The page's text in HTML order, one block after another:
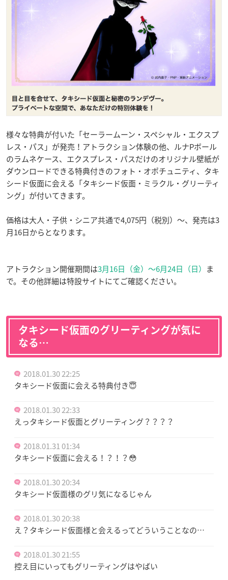
様々な特典が付いた「セーラームーン・スペシャル・エクスプ
レス・パス」が発売！アトラクション体験の他、ルナPボール
のラムネケース、エクスプレス・パスだけのオリジナル壁紙が
ダウンロードできる特典付きのフォト・オポチュニティ、タキ
シード仮面に会える「タキシード仮面・ミラクル・グリーティ
ング」が付いてきます。
価格は大人・子供・シニア共通で4,075円（税別）〜、発売は3
月16日からとなります。
アトラクション開催期間は3月16日（金）〜6月24日（日） ま
で。その他詳細は特設サイトにてご確認ください。
タキシード仮面のグリーティングが気に
なる…
2018.01.30 22:25
タキシード仮面に会える特典付き😇
2018.01.30 22:33
えっタキシード仮面とグリーティング？？？？
2018.01.31 01:34
タキシード仮面に会える！？！？😳
2018.01.30 20:34
タキシード仮面様のグリ気になるじゃん
2018.01.30 20:38
え？タキシード仮面様と会えるってどういうことなの…
2018.01.30 21:55
控え目にいってもグリーティングはやばい